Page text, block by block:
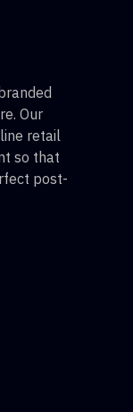
Our
retail
so that
post-